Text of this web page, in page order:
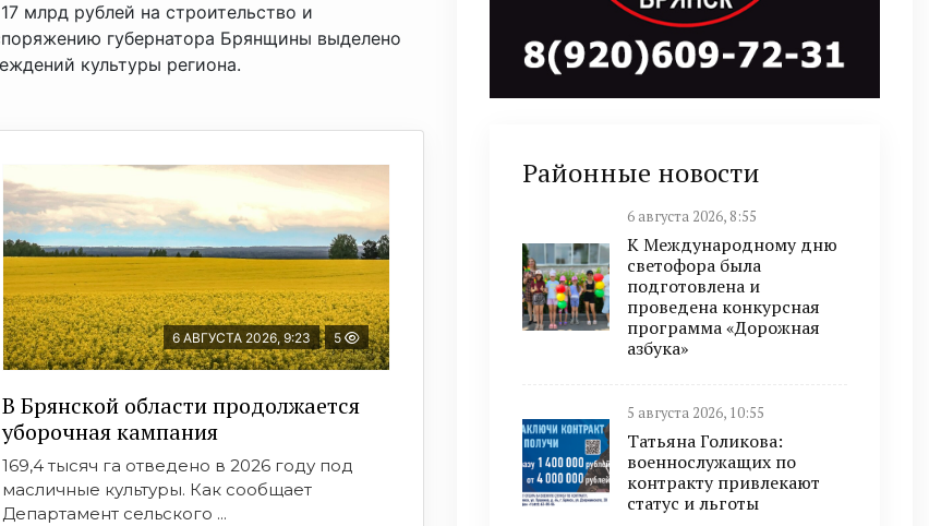
млрд рублей на строительство и
губернатора Брянщины выделено
культуры региона.
6 АВГУСТА 2026, 9:23 5
В Брянской области продолжается
уборочная кампания
169,4 тысяч га отведено в 2026 году под
масличные культуры. Как сообщает
Департамент сельского ...
Районные новости
6 августа 2026, 8:55
К Международному дню
светофора была
подготовлена и
проведена конкурсная
программа «Дорожная
азбука»
5 августа 2026, 10:55
Татьяна Голикова:
военнослужащих по
контракту привлекают
статус и льготы